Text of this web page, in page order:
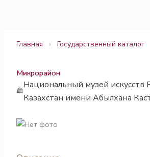
Главная › Государственный каталог
Микрорайон
Национальный музей искусств
Казахстан имени Абылхана